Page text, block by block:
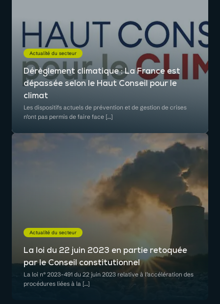
Actualité du secteur
Dérèglement climatique : La France est
dépassée selon le Haut Conseil pour le
climat
Les dispositifs actuels de prévention et de gestion de crises
n’ont pas permis de faire face […]
Actualité du secteur
La loi du 22 juin 2023 en partie retoquée
par le Conseil constitutionnel
La loi n° 2023-491 du 22 juin 2023 relative à l’accélération des
procédures liées à la […]